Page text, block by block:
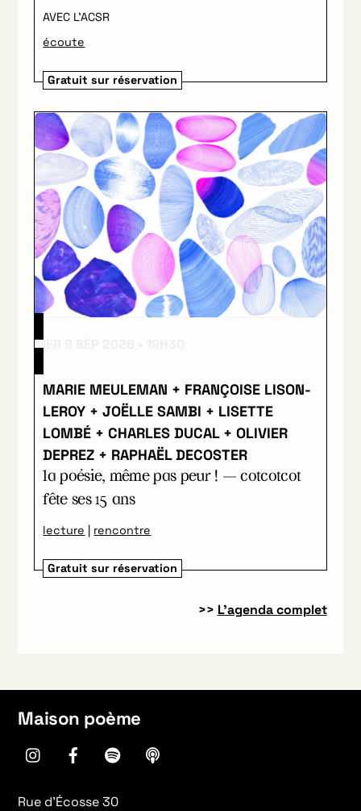
AVEC L’ACSR
écoute
Gratuit sur réservation
MER 9 SEP 2026
MARIE MEULEMAN + FRANÇOISE LISON-
LEROY + JOËLLE SAMBI + LISETTE
LOMBÉ + CHARLES DUCAL + OLIVIER
DEPREZ + RAPHAËL DECOSTER
la poésie, même pas peur ! — cotcotcot
fête ses 15 ans
lecture | rencontre
Gratuit sur réservation
>> L’agenda complet
Maison poème
instagramFacebookspotify
Rue d’Écosse 30